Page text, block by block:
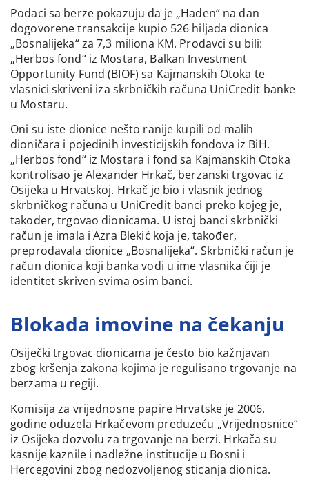
Podaci sa berze pokazuju da je „Haden“ na dan
dogovorene transakcije kupio 526 hiljada dionica
„Bosnalijeka“ za 7,3 miliona KM. Prodavci su bili:
„Herbos fond“ iz Mostara, Balkan Investment
Opportunity Fund (BIOF) sa Kajmanskih Otoka te
vlasnici skriveni iza skrbničkih računa UniCredit banke
u Mostaru.
Oni su iste dionice nešto ranije kupili od malih
dioničara i pojedinih investicijskih fondova iz BiH.
„Herbos fond“ iz Mostara i fond sa Kajmanskih Otoka
kontrolisao je Alexander Hrkač, berzanski trgovac iz
Osijeka u Hrvatskoj. Hrkač je bio i vlasnik jednog
skrbničkog računa u UniCredit banci preko kojeg je,
također, trgovao dionicama. U istoj banci skrbnički
račun je imala i Azra Blekić koja je, također,
preprodavala dionice „Bosnalijeka“. Skrbnički račun je
račun dionica koji banka vodi u ime vlasnika čiji je
identitet skriven svima osim banci.
Blokada imovine na čekanju
Osiječki trgovac dionicama je često bio kažnjavan
zbog kršenja zakona kojima je regulisano trgovanje na
berzama u regiji.
Komisija za vrijednosne papire Hrvatske je 2006.
godine oduzela Hrkačevom preduzeću „Vrijednosnice“
iz Osijeka dozvolu za trgovanje na berzi. Hrkača su
kasnije kaznile i nadležne institucije u Bosni i
Hercegovini zbog nedozvoljenog sticanja dionica.